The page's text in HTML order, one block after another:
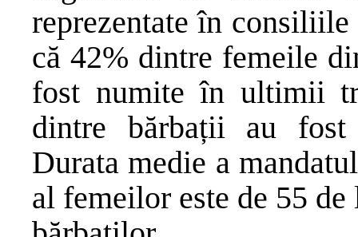
reprezentate în
că 42% dintre femeile
fost numite în ultimii
dintre bărbații au
Durata medie a
al femeilor este de 55